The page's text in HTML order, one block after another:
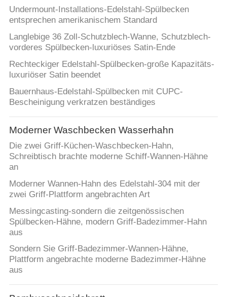
Undermount-Installations-Edelstahl-Spülbecken
entsprechen amerikanischem Standard
Langlebige 36 Zoll-Schutzblech-Wanne, Schutzblech-
vorderes Spülbecken-luxuriöses Satin-Ende
Rechteckiger Edelstahl-Spülbecken-große Kapazitäts-
luxuriöser Satin beendet
Bauernhaus-Edelstahl-Spülbecken mit CUPC-
Bescheinigung verkratzen beständiges
Moderner Waschbecken Wasserhahn
Die zwei Griff-Küchen-Waschbecken-Hahn,
Schreibtisch brachte moderne Schiff-Wannen-Hähne
an
Moderner Wannen-Hahn des Edelstahl-304 mit der
zwei Griff-Plattform angebrachten Art
Messingcasting-sondern die zeitgenössischen
Spülbecken-Hähne, modern Griff-Badezimmer-Hahn
aus
Sondern Sie Griff-Badezimmer-Wannen-Hähne,
Plattform angebrachte moderne Badezimmer-Hähne
aus